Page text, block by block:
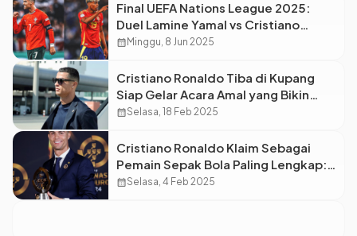
Final UEFA Nations League 2025:
Duel Lamine Yamal vs Cristiano
Ronaldo
calendar_month Minggu, 8 Jun 2025
Cristiano Ronaldo Tiba di Kupang
Siap Gelar Acara Amal yang Bikin
Warga Terkesima
calendar_monthSelasa, 18 Feb 2025
Cristiano Ronaldo Klaim Sebagai
Pemain Sepak Bola Paling Lengkap:
Benarkah Klaim Ini?
calendar_monthSelasa, 4 Feb 2025